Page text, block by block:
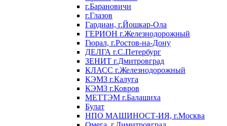
г.Барановичи
г.Глазов
Гардиан, г.Йошкар-Ола
ГЕРИОН г.Железнодорожный
Гюрал, г.Ростов-на-Дону
ДЕЛГА г.С.Петербург
ЗЕНИТ г.Дмитровград
КЛАСС г.Железнодорожный
КЭМЗ г.Калуга
КЭМЗ г.Ковров
МЕТТЭМ г.Балашиха
Булат
НПО МАШИНОСТ-ИЯ, г.Москва